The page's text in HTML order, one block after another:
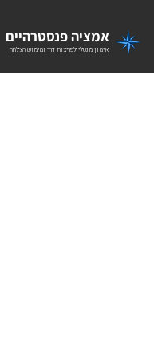
אמציה פנסטרהיים
אימון מנטלי לפריצות דרך ומימוש הצלחה